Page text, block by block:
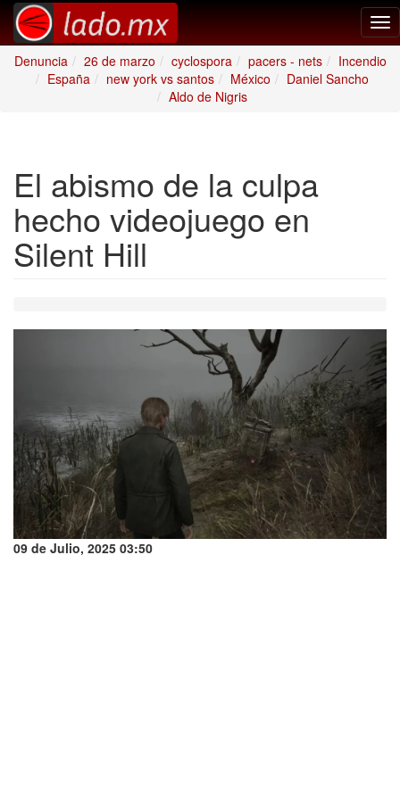
Denuncia
26 de marzo cyclospora pacers - nets
Incendio
España
new york vs santos México
Daniel Sancho
Aldo de Nigris
El abismo de la culpa
hecho videojuego en
Silent Hill
09 de Julio, 2025 03:50